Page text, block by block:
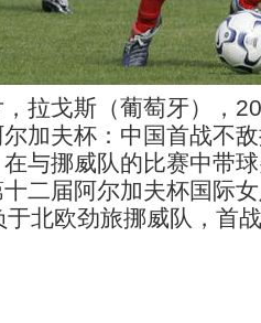
拉戈斯（葡萄牙），
加夫杯：中国首战不
与挪威队的比赛中带
二届阿尔加夫杯国际
于北欧劲旅挪威队，首